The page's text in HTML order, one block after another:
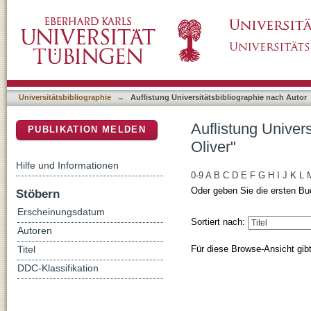
Universitätsbibliographie → Auflistung Universitätsbibliographie nach Autor
Auflistung
Oliver"
0-9 A B C D E F G H J K L
Oder geben Sie die ersten
Sortiert nach:
Für diese Browse-Ansicht
PUBLIKATION MELDEN
Hilfe und Informationen
Stöbern
Erscheinungsdatum
Autoren
Titel
DDC-Klassifikation